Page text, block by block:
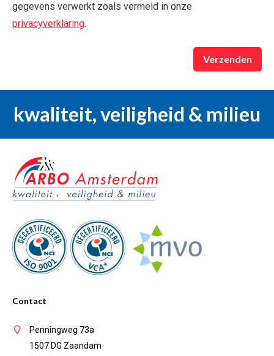
gegevens verwerkt zoals vermeld in onze
privacyverklaring.
Verzenden
kwaliteit, veiligheid & milieu
Contact
Penningweg 73a
1507 DG Zaandam